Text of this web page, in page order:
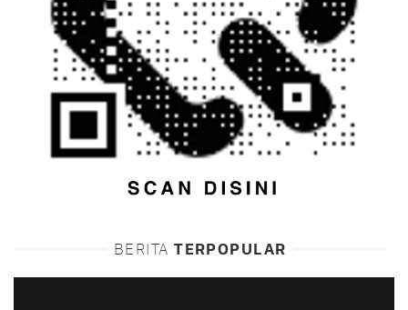
BERITA TERPOPULAR